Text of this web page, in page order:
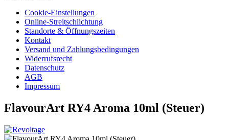
Cookie-Einstellungen
Online-Streitschlichtung
Standorte & Öffnungszeiten
Kontakt
Versand und Zahlungsbedingungen
Widerrufsrecht
Datenschutz
AGB
Impressum
FlavourArt RY4 Aroma 10ml (Steuer)